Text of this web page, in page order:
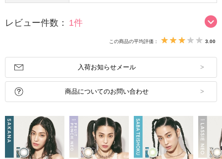
レビュー件数： 1件
この商品の平均評価： 3.00
入荷お知らせメール
商品についてのお問い合わせ